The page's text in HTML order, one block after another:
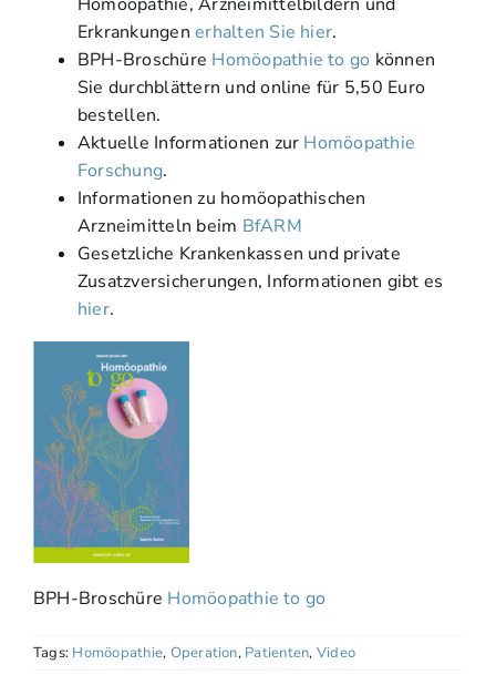
Erkrankungenerhalten Sie hier.
BPH-Broschüre Homöopathie to go können
Sie durchblättern und online für 5,50 Euro
bestellen.
Aktuelle Informationen zur Homöopathie
Forschung.
Informationen zu homöopathischen
Arzneimitteln beim BfARM
Gesetzliche Krankenkassen und private
Zusatzversicherungen, Informationen gibt es
hier.
BPH-Broschüre Homöopathie to go
Tags: Homöopathie, Operation, Patienten, Video